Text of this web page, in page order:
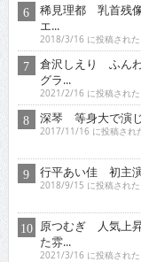
稀見理都 乳首残
エ...
2018/3/16 に投稿された
倉沢しえり ふん
グラ...
2021/2/16 に投稿された
深琴 等身大で演
2017/11/16 に投稿され
行平あい佳 初主
2018/9/15 に投稿された
原つむぎ 人気上
た雰...
2021/3/16 に投稿された